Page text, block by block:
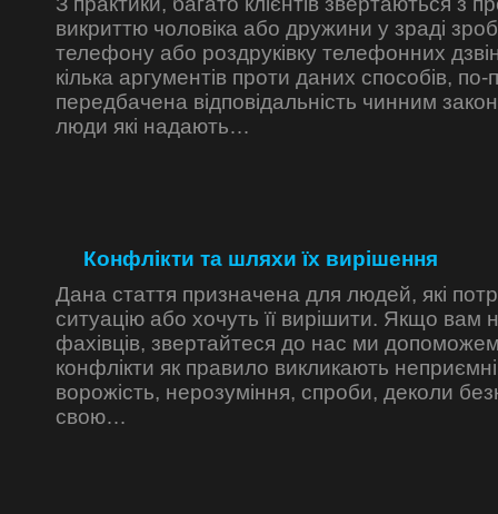
викриттю чоловіка або дружини у зраді
телефону або роздруківку телефонних
кілька аргументів проти даних способів,
передбачена відповідальність чинним
люди які надають…
Конфлікти та шляхи їх вирішення
Дана стаття призначена для людей, які
ситуацію або хочуть її вирішити. Якщо вам
фахівців, звертайтеся до нас ми
конфлікти як правило викликають неприємні
ворожість, нерозуміння, спроби, деколи
свою…